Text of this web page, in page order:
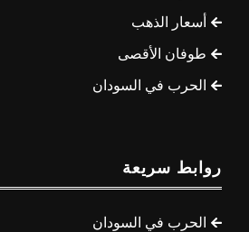
أسعار الذهب
طوفان الأقصى
الحرب في السودان
روابط سريعة
الحرب في السودان